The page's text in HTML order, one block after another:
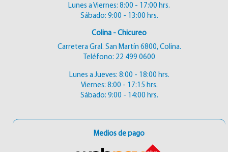
Lunes a Viernes: 8:00 - 17:00 hrs.
Sábado: 9:00 - 13:00 hrs.
Colina - Chicureo
Carretera Gral. San Martín 6800, Colina.
Teléfono: 22 499 0600
Lunes a Jueves: 8:00 - 18:00 hrs.
Viernes: 8:00 - 17:15 hrs.
Sábado: 9:00 - 14:00 hrs.
Medios de pago